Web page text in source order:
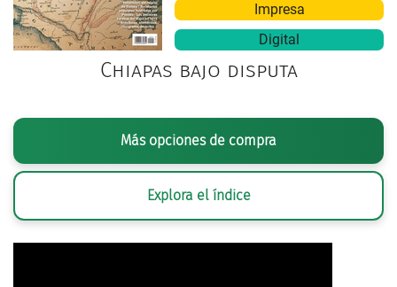
Impresa
Digital
Chiapas bajo disputa
Más opciones de compra
Explora el índice